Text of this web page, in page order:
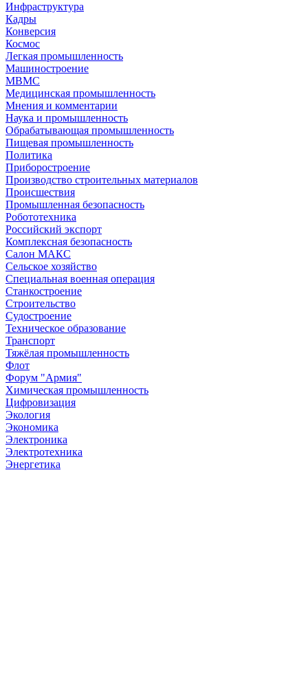
Инфраструктура
Кадры
Конверсия
Космос
Легкая промышленность
Машиностроение
МВМС
Медицинская промышленность
Мнения и комментарии
Наука и промышленность
Обрабатывающая промышленность
Пищевая промышленность
Политика
Приборостроение
Производство строительных материалов
Происшествия
Промышленная безопасность
Робототехника
Российский экспорт
Комплексная безопасность
Салон МАКС
Сельское хозяйство
Специальная военная операция
Станкостроение
Строительство
Судостроение
Техническое образование
Транспорт
Тяжёлая промышленность
Флот
Форум "Армия"
Химическая промышленность
Цифровизация
Экология
Экономика
Электроника
Электротехника
Энергетика